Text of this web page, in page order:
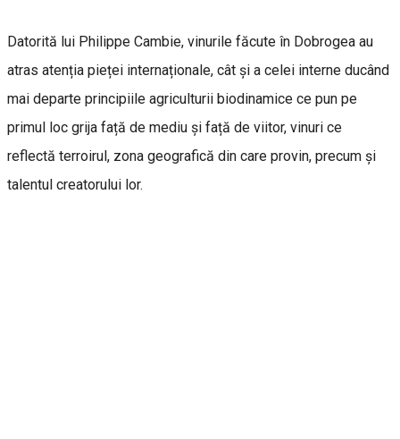
Datorită lui Philippe Cambie, vinurile făcute în Dobrogea au
atras atenția pieței internaționale, cât și a celei interne ducând
mai departe principiile agriculturii biodinamice ce pun pe
primul loc grija față de mediu și față de viitor, vinuri ce
reflectă terroirul, zona geografică din care provin, precum și
talentul creatorului lor.